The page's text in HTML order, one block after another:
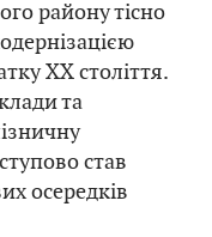
району тісно
XX століття.
та
став
осередків